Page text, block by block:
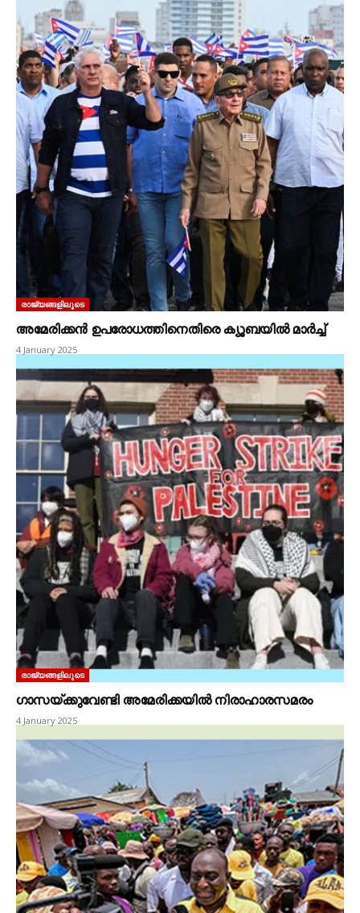
രാജ്യങ്ങളിലൂടെ
അമേരിക്കൻ ഉപരോധത്തിനെതിരെ ക്യൂബയിൽ മാർച്ച്‌
4 January 2025
രാജ്യങ്ങളിലൂടെ
ഗാസയ്‌ക്കുവേണ്ടി അമേരിക്കയിൽ നിരാഹാരസമരം
4 January 2025